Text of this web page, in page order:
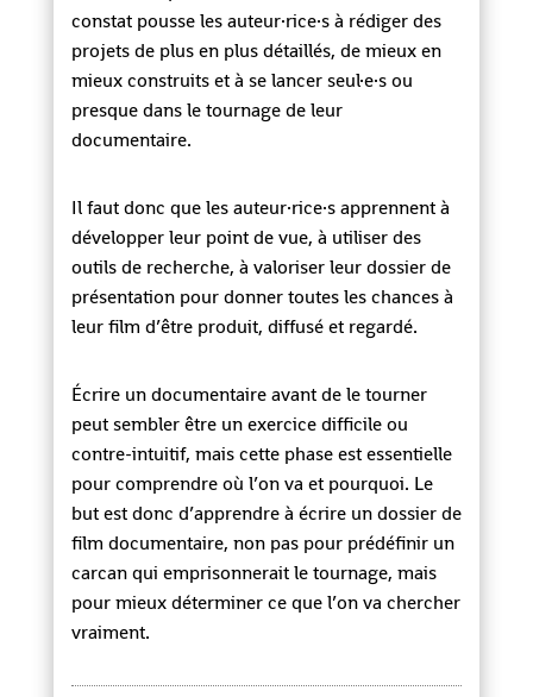
constat pousse les auteur·rice·s à rédiger des
projets de plus en plus détaillés, de mieux en
mieux construits et à se lancer seul·e·s ou
presque dans le tournage de leur
documentaire.
Il faut donc que les auteur·rice·s apprennent à
développer leur point de vue, à utiliser des
outils de recherche, à valoriser leur dossier de
présentation pour donner toutes les chances à
leur film d’être produit, diffusé et regardé.
Écrire un documentaire avant de le tourner
peut sembler être un exercice difficile ou
contre-intuitif, mais cette phase est essentielle
pour comprendre où l’on va et pourquoi. Le
but est donc d’apprendre à écrire un dossier de
film documentaire, non pas pour prédéfinir un
carcan qui emprisonnerait le tournage, mais
pour mieux déterminer ce que l’on va chercher
vraiment.